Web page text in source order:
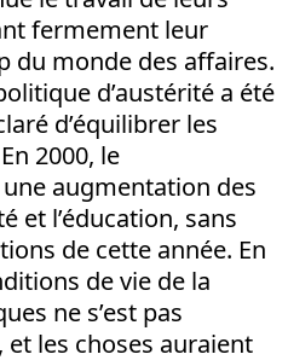
fermement leur
du monde des affaires.
d’austérité a été
d’équilibrer les
2000, le
augmentation des
et l’éducation, sans
de cette année. En
de vie de la
ne s’est pas
les choses auraient